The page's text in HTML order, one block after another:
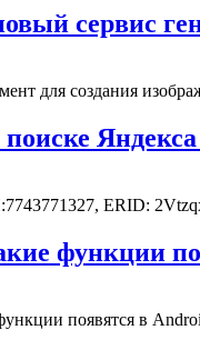
сервис
для создания
Яндекса
ERID:
функции
появятся в